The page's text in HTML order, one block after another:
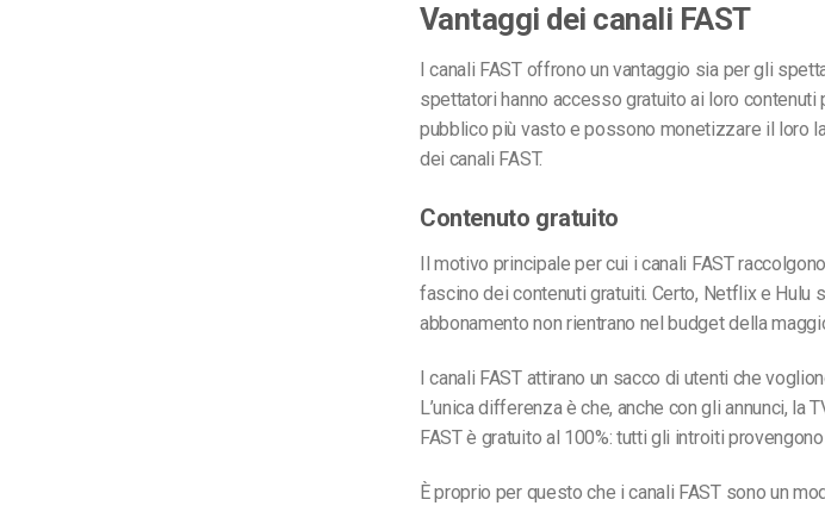
Vantaggi dei canali FAST
I canali FAST offrono un vantaggio sia per gli
spettatori hanno accesso gratuito ai loro
pubblico più vasto e possono monetizzare il loro
dei canali FAST.
Contenuto gratuito
Il motivo principale per cui i canali FAST
fascino dei contenuti gratuiti. Certo, Netflix e Hulu
abbonamento non rientrano nel budget della
I canali FAST attirano un sacco di utenti che
L’unica differenza è che, anche con gli annunci, la
FAST è gratuito al 100%: tutti gli introiti
È proprio per questo che i canali FAST sono un